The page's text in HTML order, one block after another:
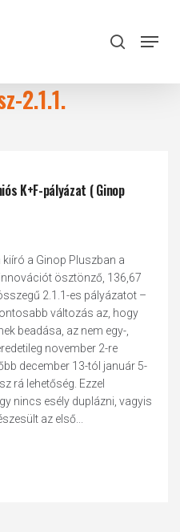
search
Menu
2.1.1.
K+F-pályázat ( Ginop
a Ginop Pluszban a
ösztönző, 136,67
2.1.1-es pályázatot –
változás az, hogy
beadása, az nem egy-,
november 2-re
december 13-tól január 5-
rá lehetőség. Ezzel
nincs esély duplázni, vagyis
az első...
Close